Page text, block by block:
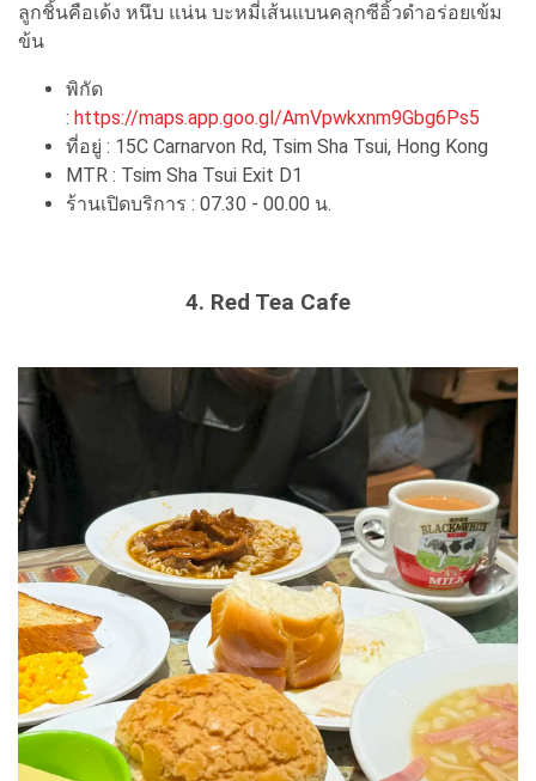
ลูกชิ้นคือเด้ง หนึบ แน่น บะหมี่เส้นแบนคลุกซีอิ้วดำอร่อยเข้ม
ข้น
พิกัด
: https://maps.app.goo.gl/AmVpwkxnm9Gbg6Ps5
ที่อยู่ : 15C Carnarvon Rd, Tsim Sha Tsui, Hong Kong
MTR : Tsim Sha Tsui Exit D1
ร้านเปิดบริการ : 07.30 - 00.00 น.
4. Red Tea Cafe